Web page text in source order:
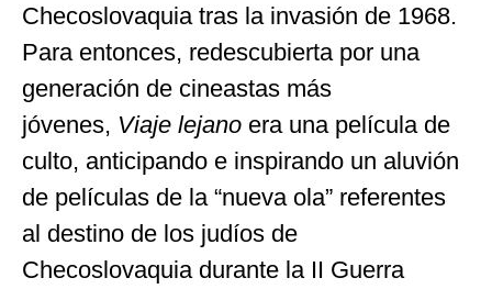
Checoslovaquia tras la invasión de 1968.
Para entonces, redescubierta por una
generación de cineastas más
jóvenes, Viaje lejano era una película de
culto, anticipando e inspirando un aluvión
de películas de la “nueva ola” referentes
al destino de los judíos de
Checoslovaquia durante la II Guerra